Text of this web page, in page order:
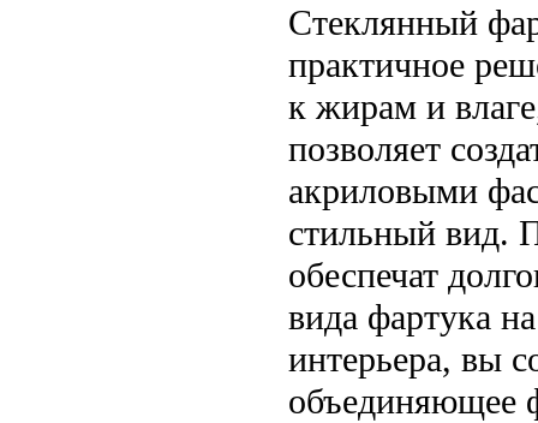
Стеклянный
практичное
к жирам и
позволяет
акриловыми
стильный вид.
обеспечат
вида фартука
интерьера, вы
объединяющее